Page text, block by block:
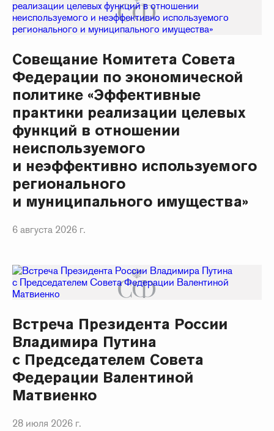
Совещание Комитета Совета
Федерации по экономической
политике «Эффективные
практики реализации целевых
функций в отношении
неиспользуемого
и неэффективно используемого
регионального
и муниципального имущества»
6 августа 2026 г.
Встреча Президента России
Владимира Путина
с Председателем Совета
Федерации Валентиной
Матвиенко
28 июля 2026 г.